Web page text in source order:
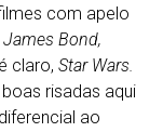
com apelo
James Bond,
claro, Star Wars.
risadas aqui
ao